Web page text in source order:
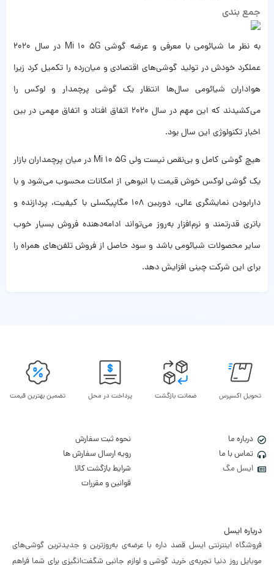
جمع بندی
به نظر ما شیائومی با معرفی و عرضه گوشی Mi 10 5G در سال 2020
عملکرد خودش در تولید گوشی‌های اقتصادی و میان‌رده را تکمیل کرد زیرا
هواداران شیائومی سال‌ها انتظار یک گوشی پرچمدار و لوکس را
می‌کشیدند که این مهم در سال 2020 اتفاق افتاد و اتفاق مهمی در بین
اخبار تکنولوژی این سال بود.
هیچ گوشی کامل و بی‌نقص نیست ولی Mi 10 5G در میان پرچمداران بازار
یک گوشی لوکس خوش قیمت با انبوهی از امکانات محسوب می‌شود و با
دارابودن نمایشگری عالی، دوربین 108 مگاپیکسلی با کیفیت، پردازنده و
باتری قدرتمند و نرم‌افزار به‌روز می‌تواند ادامه‌دهنده فروش بسیار خوب
سایر محصولات شیائومی باشد و سود حاصل از فروش تلفن‌های همراه را
برای این شرکت چینی افزایش دهد.
تحویل اکسپرس ضمانت بازگشت پرداخت در محل تضمین بهترین قیمت
درباره ما
تماس با ما
ایسل مگ
نحوه ثبت سفارش
رویه ارسال سفارش ها
شرایط بازگشت کالا
قوانین و مقررات
درباره ایسل
فروشگاه اینترنتی ایسل قصد داره با عرضه‌ی به‌روزترین و جدیدترین گوشی‌های
موبایل روز دنیا تجربه‌ی خرید گوشی و لوازم جانبی شگفت‌انگیزی برای شما فراهم